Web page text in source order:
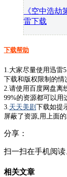
《空中浩劫
雷下载
下载帮助
1.大家尽量使用迅雷
下载和版权限制的情
2.请使用百度网盘离
99%的资源都可以用
3.天天美剧 下载如提
屏蔽了资源,用上面
分享：
扫一扫在手机阅
相关文章